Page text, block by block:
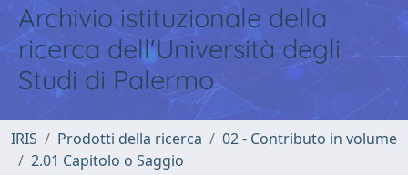
Archivio istituzionale della
ricerca dell'Università degli
Studi di Palermo
IRIS Prodotti della ricerca
02 - Contributo in volume
2.01 Capitolo o Saggio